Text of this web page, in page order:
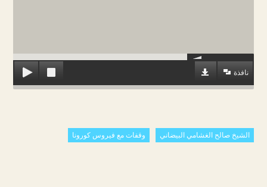
نافذة
الشيخ صالح الغشامي البيضاني وقفات مع فيروس كورونا